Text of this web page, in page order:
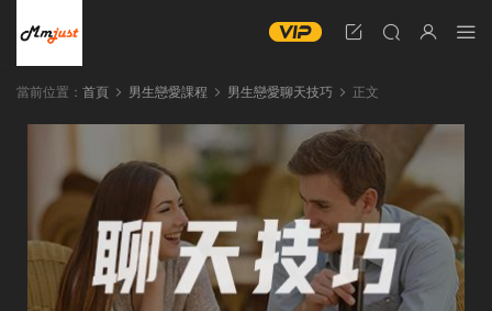
當前位置： 首頁 男生戀愛課程 男生戀愛聊天技巧 正文